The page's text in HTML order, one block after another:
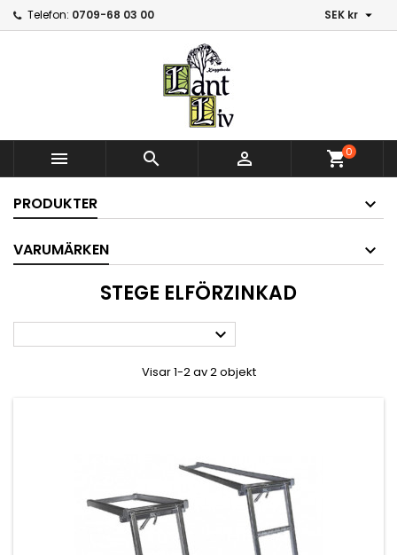
Telefon: 0709-68 03 00 SEK kr 
   shopping_cart0
PRODUKTER
VARUMÄRKEN
STEGE ELFÖRZINKAD

Visar 1-2 av 2 objekt